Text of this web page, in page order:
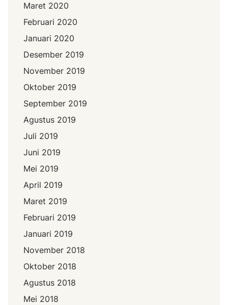
Maret 2020
Februari 2020
Januari 2020
Desember 2019
November 2019
Oktober 2019
September 2019
Agustus 2019
Juli 2019
Juni 2019
Mei 2019
April 2019
Maret 2019
Februari 2019
Januari 2019
November 2018
Oktober 2018
Agustus 2018
Mei 2018